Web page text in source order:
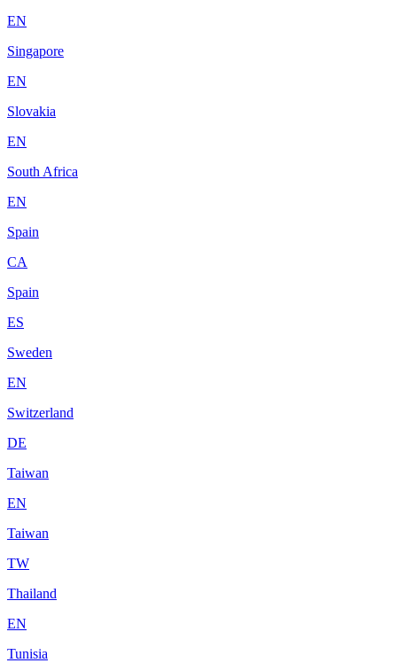
EN
Singapore
EN
Slovakia
EN
South Africa
EN
Spain
CA
Spain
ES
Sweden
EN
Switzerland
DE
Taiwan
EN
Taiwan
TW
Thailand
EN
Tunisia